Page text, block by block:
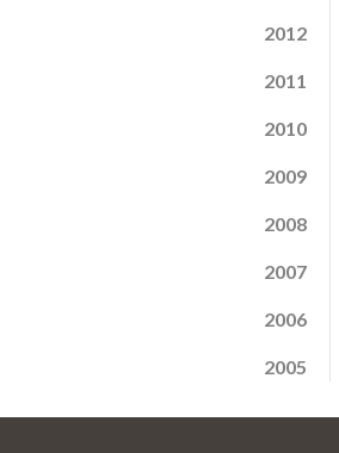
2012
2011
2010
2009
2008
2007
2006
2005